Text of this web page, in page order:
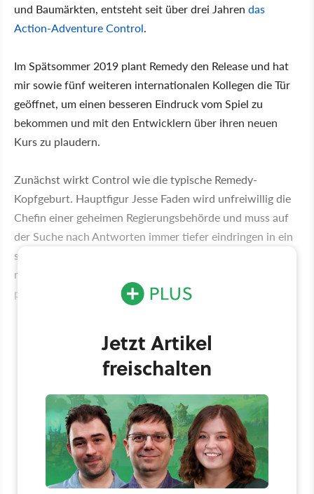
und Baumärkten, entsteht seit über drei Jahren das
Action-Adventure Control.
Im Spätsommer 2019 plant Remedy den Release und hat
mir sowie fünf weiteren internationalen Kollegen die Tür
geöffnet, um einen besseren Eindruck vom Spiel zu
bekommen und mit den Entwicklern über ihren neuen
Kurs zu plaudern.
Zunächst wirkt Control wie die typische Remedy-
Kopfgeburt. Hauptfigur Jesse Faden wird unfreiwillig die
Chefin einer geheimen Regierungsbehörde und muss auf
der Suche nach Antworten immer tiefer eindringen in ein
sich ständig wandelndes Gebäude, das scheinbar endlos
neue Hallen, Treppen und Raumkonstellationen
produziert.
Jetzt Artikel
freischalten